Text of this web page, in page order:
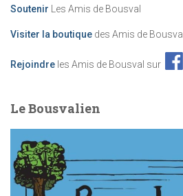
Soutenir Les Amis de Bousval
Visiter la boutique des Amis de Bousval
Rejoindre les Amis de Bousval sur
Le Bousvalien